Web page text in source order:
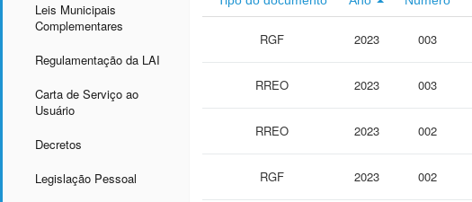
Leis Municipais
Complementares
Regulamentação da LAI
Carta de Serviço ao
Usuário
Decretos
Legislação Pessoal
RGF 2023 003
RREO 2023 003
RREO 2023 002
RGF 2023 002